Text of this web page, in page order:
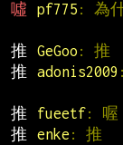
噓
pf775 : 為
推
GeGoo : 推
推
adonis2009
推
fueetf: 喔
推
enke : 推